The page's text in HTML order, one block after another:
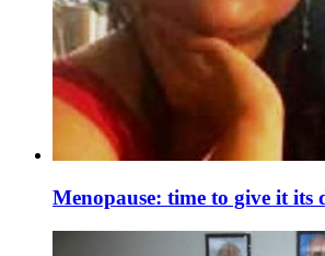
Menopause: time to give it its